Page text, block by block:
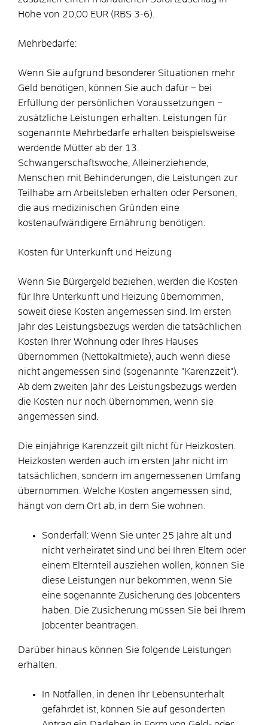
Höhe von 20,00 EUR (RBS 3-6).
Mehrbedarfe:
Wenn Sie aufgrund besonderer Situationen mehr
Geld benötigen, können Sie auch dafür – bei
Erfüllung der persönlichen Voraussetzungen –
zusätzliche Leistungen erhalten. Leistungen für
sogenannte Mehrbedarfe erhalten beispielsweise
werdende Mütter ab der 13.
Schwangerschaftswoche, Alleinerziehende,
Menschen mit Behinderungen, die Leistungen zur
Teilhabe am Arbeitsleben erhalten oder Personen,
die aus medizinischen Gründen eine
kostenaufwändigere Ernährung benötigen.
Kosten für Unterkunft und Heizung
Wenn Sie Bürgergeld beziehen, werden die Kosten
für Ihre Unterkunft und Heizung übernommen,
soweit diese Kosten angemessen sind. Im ersten
Jahr des Leistungsbezugs werden die tatsächlichen
Kosten Ihrer Wohnung oder Ihres Hauses
übernommen (Nettokaltmiete), auch wenn diese
nicht angemessen sind (sogenannte "Karenzzeit").
Ab dem zweiten Jahr des Leistungsbezugs werden
die Kosten nur noch übernommen, wenn sie
angemessen sind.
Die einjährige Karenzzeit gilt nicht für Heizkosten.
Heizkosten werden auch im ersten Jahr nicht im
tatsächlichen, sondern im angemessenen Umfang
übernommen. Welche Kosten angemessen sind,
hängt von dem Ort ab, in dem Sie wohnen.
Sonderfall: Wenn Sie unter 25 Jahre alt und
nicht verheiratet sind und bei Ihren Eltern oder
einem Elternteil ausziehen wollen, können Sie
diese Leistungen nur bekommen, wenn Sie
eine sogenannte Zusicherung des Jobcenters
haben. Die Zusicherung müssen Sie bei Ihrem
Jobcenter beantragen.
Darüber hinaus können Sie folgende Leistungen
erhalten:
In Notfällen, in denen Ihr Lebensunterhalt
gefährdet ist, können Sie auf gesonderten